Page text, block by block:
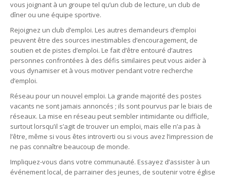
vous joignant à un groupe tel qu’un club de lecture, un club de
dîner ou une équipe sportive.
Rejoignez un club d’emploi. Les autres demandeurs d’emploi
peuvent être des sources inestimables d’encouragement, de
soutien et de pistes d’emploi. Le fait d’être entouré d’autres
personnes confrontées à des défis similaires peut vous aider à
vous dynamiser et à vous motiver pendant votre recherche
d’emploi.
Réseau pour un nouvel emploi. La grande majorité des postes
vacants ne sont jamais annoncés ; ils sont pourvus par le biais de
réseaux. La mise en réseau peut sembler intimidante ou difficile,
surtout lorsqu’il s’agit de trouver un emploi, mais elle n’a pas à
l’être, même si vous êtes introverti ou si vous avez l’impression de
ne pas connaître beaucoup de monde.
Impliquez-vous dans votre communauté. Essayez d’assister à un
événement local, de parrainer des jeunes, de soutenir votre église